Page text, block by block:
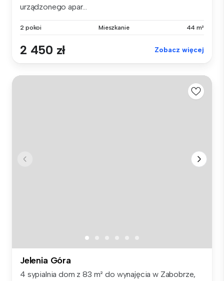
urządzonego apar...
2 pokoi Mieszkanie 44 m²
2 450 zł Zobacz więcej
Jelenia Góra
4 sypialnia dom z 83 m² do wynajęcia w Zabobrze,